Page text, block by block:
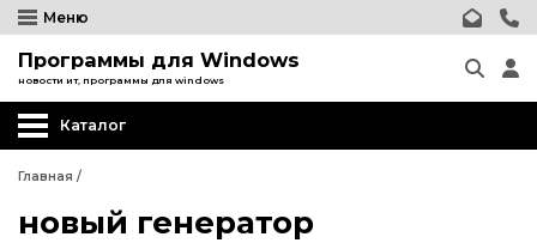
Меню
Программы для Windows
новости ит, программы для windows
Каталог
Главная /
новый генератор